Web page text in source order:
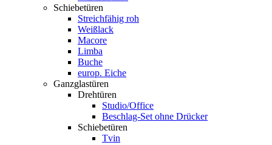
Schiebetüren
Streichfähig roh
Weißlack
Macore
Limba
Buche
europ. Eiche
Ganzglastüren
Drehtüren
Studio/Office
Beschlag-Set ohne Drücker
Schiebetüren
Tvin